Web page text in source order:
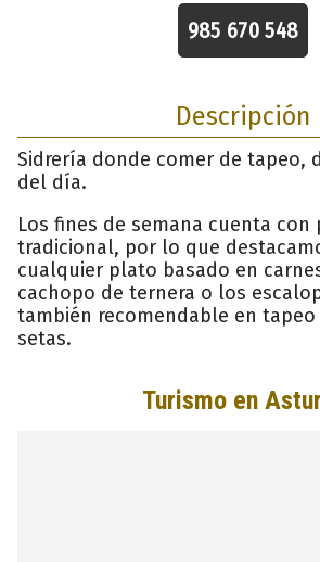
985 670 548
Descripción
Sidrería donde comer de tapeo,
del día.
Los fines de semana cuenta con
tradicional, por lo que
cualquier plato basado en
cachopo de ternera o los
también recomendable en
setas.